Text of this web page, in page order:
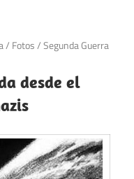
/ Fotos/Segunda Guerra
desde el